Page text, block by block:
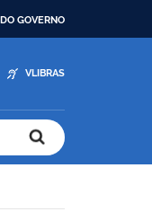
GOVERNO
VLIBRAS